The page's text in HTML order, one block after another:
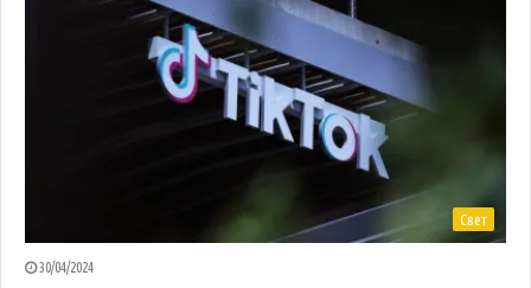
Свет
30/04/2024